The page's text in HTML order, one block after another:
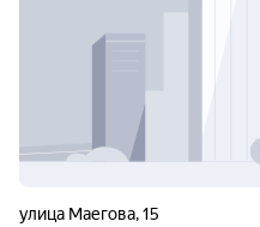
улица Маегова,15